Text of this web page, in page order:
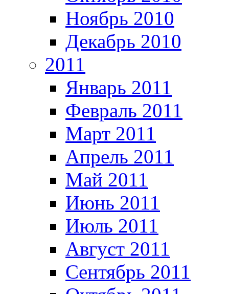
Ноябрь 2010
Декабрь 2010
2011
Январь 2011
Февраль 2011
Март 2011
Апрель 2011
Май 2011
Июнь 2011
Июль 2011
Август 2011
Сентябрь 2011